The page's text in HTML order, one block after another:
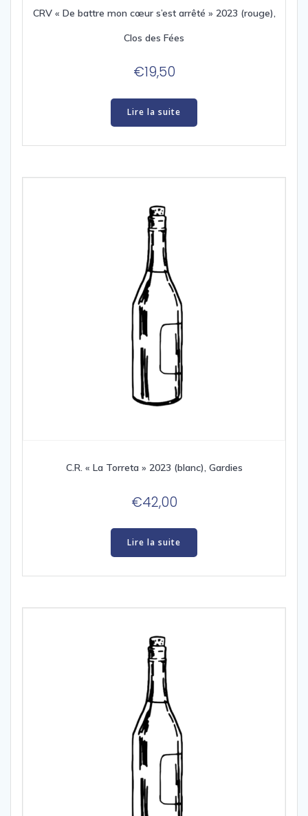
CRV « De battre mon cœur s’est arrêté » 2023 (rouge),
Clos des Fées
€19,50
Lire la suite
C.R. « La Torreta » 2023 (blanc), Gardies
€42,00
Lire la suite